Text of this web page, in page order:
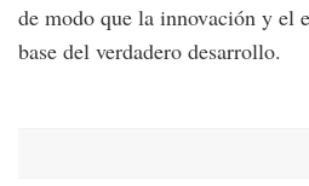
de modo que la innovación y el
base del verdadero desarrollo.